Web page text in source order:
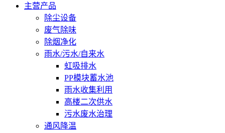
主营产品
除尘设备
废气除味
除烟净化
雨水/污水/自来水
虹吸排水
PP模块蓄水池
雨水收集利用
高楼二次供水
污水废水治理
通风降温